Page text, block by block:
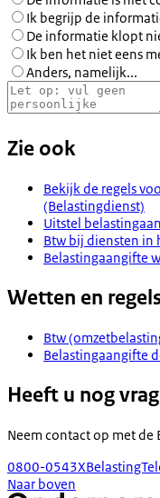
Ik begrijp de
De informatie klopt
Ik ben het niet eens
Anders, namelijk...
Zie ook
Bekijk de regels
(Belastingdienst)
Uitstel
Btw bij diensten in
Belastingaangifte
Wetten en
Btw
Belastingaangifte
Heeft u nog
Neem contact op met de
0800-0543X
Naar boven